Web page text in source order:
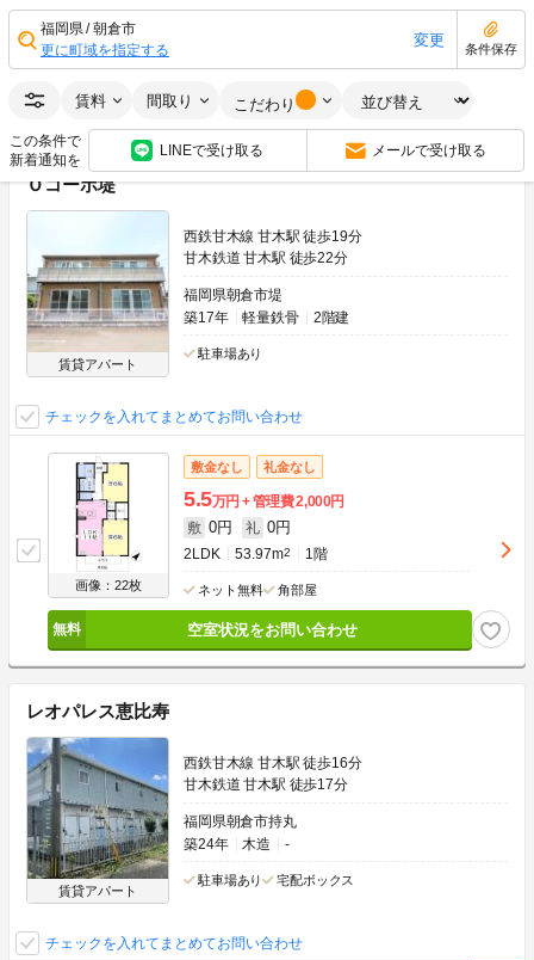
福岡県 朝倉市
更に町域を指定する
変更
条件保存
賃料 間取り こだわり
この条件で
新着通知を
LINEで受け取る メールで受け取る
画像：30枚
空室状況をお問い合わせ
Ｏコーポ堤
賃貸アパート
西鉄甘木線 甘木駅 徒歩19分
甘木鉄道 甘木駅 徒歩22分
福岡県朝倉市堤
築17年
軽量鉄骨 2階建
駐車場あり
チェックを入れてまとめてお問い合わせ
画像：22枚
敷金なし 礼金なし
5.5万円 管理費2,000円
敷 0円 礼 0円
2LDK 53.97m2 1階
ネット無料 角部屋
空室状況をお問い合わせ
レオパレス恵比寿
賃貸アパート
西鉄甘木線 甘木駅 徒歩16分
甘木鉄道 甘木駅 徒歩17分
福岡県朝倉市持丸
築24年
木造 -
駐車場あり 宅配ボックス
チェックを入れてまとめてお問い合わせ